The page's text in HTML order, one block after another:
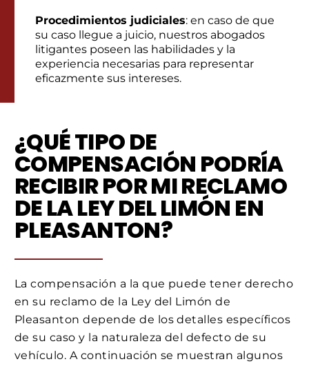
Procedimientos judiciales: en caso de que
su caso llegue a juicio, nuestros abogados
litigantes poseen las habilidades y la
experiencia necesarias para representar
eficazmente sus intereses.
¿QUÉ TIPO DE
COMPENSACIÓN PODRÍA
RECIBIR POR MI RECLAMO
DE LA LEY DEL LIMÓN EN
PLEASANTON?
La compensación a la que puede tener derecho
en su reclamo de la Ley del Limón de
Pleasanton depende de los detalles específicos
de su caso y la naturaleza del defecto de su
vehículo. A continuación se muestran algunos